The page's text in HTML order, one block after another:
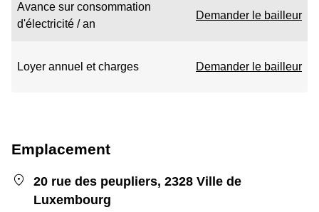
Avance sur consommation
d'électricité / an
Demander le bailleur
Loyer annuel et charges Demander le bailleur
Emplacement
20 rue des peupliers, 2328 Ville de
Luxembourg